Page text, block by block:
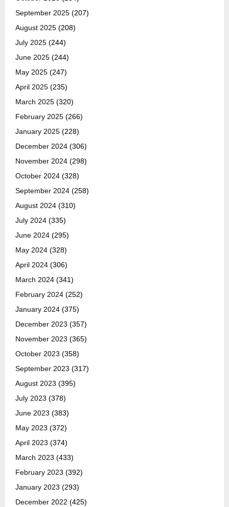
September 2025 (207)
August 2025 (208)
July 2025 (244)
June 2025 (244)
May 2025 (247)
April 2025 (235)
March 2025 (320)
February 2025 (266)
January 2025 (228)
December 2024 (306)
November 2024 (298)
October 2024 (328)
September 2024 (258)
August 2024 (310)
July 2024 (335)
June 2024 (295)
May 2024 (328)
April 2024 (306)
March 2024 (341)
February 2024 (252)
January 2024 (375)
December 2023 (357)
November 2023 (365)
October 2023 (358)
September 2023 (317)
August 2023 (395)
July 2023 (378)
June 2023 (383)
May 2023 (372)
April 2023 (374)
March 2023 (433)
February 2023 (392)
January 2023 (293)
December 2022 (425)